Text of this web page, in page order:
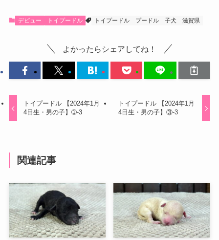
デビュー トイプードル トイプードル プードル 子犬 滋賀県
よかったらシェアしてね！
トイプードル 【2024年1月
4日生・男の子】➀-3
トイプードル 【2024年1月
4日生・男の子】③-3
関連記事